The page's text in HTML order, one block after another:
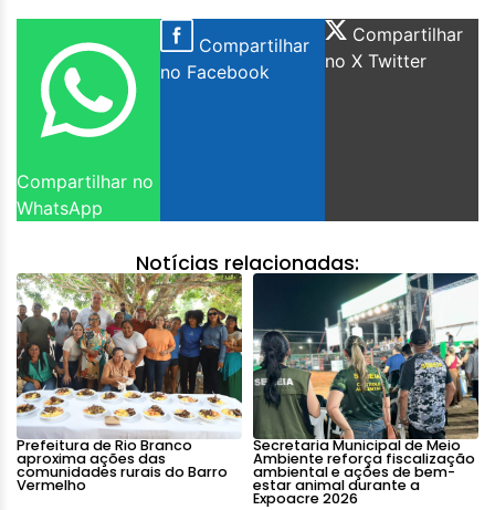
Compartilhar no
WhatsApp
Compartilhar
no Facebook
Compartilhar
no X Twitter
Notícias relacionadas:
Prefeitura de Rio Branco
aproxima ações das
comunidades rurais do Barro
Vermelho
Secretaria Municipal de Meio
Ambiente reforça fiscalização
ambiental e ações de bem-
estar animal durante a
Expoacre 2026